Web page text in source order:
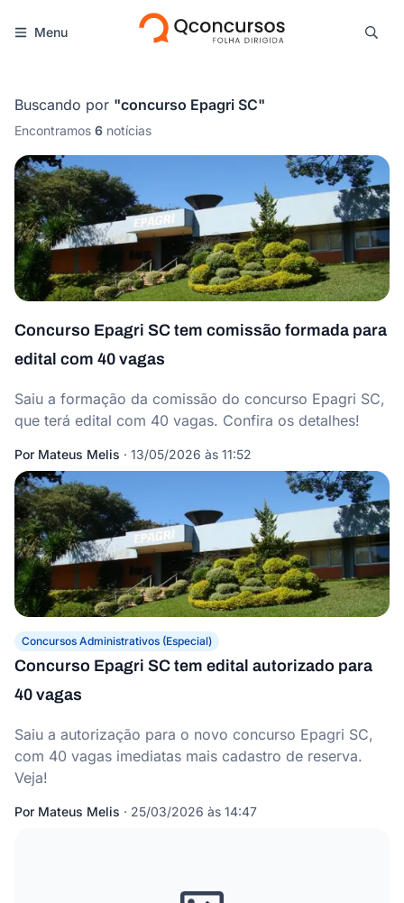
Menu
Buscando por "concurso Epagri SC"
Encontramos 6 notícias
Concurso Epagri SC tem comissão formada para
edital com 40 vagas
Saiu a formação da comissão do concurso Epagri SC,
que terá edital com 40 vagas. Confira os detalhes!
Por Mateus Melis · 13/05/2026 às 11:52
Concursos Administrativos (Especial)
Concurso Epagri SC tem edital autorizado para
40 vagas
Saiu a autorização para o novo concurso Epagri SC,
com 40 vagas imediatas mais cadastro de reserva.
Veja!
Por Mateus Melis · 25/03/2026 às 14:47